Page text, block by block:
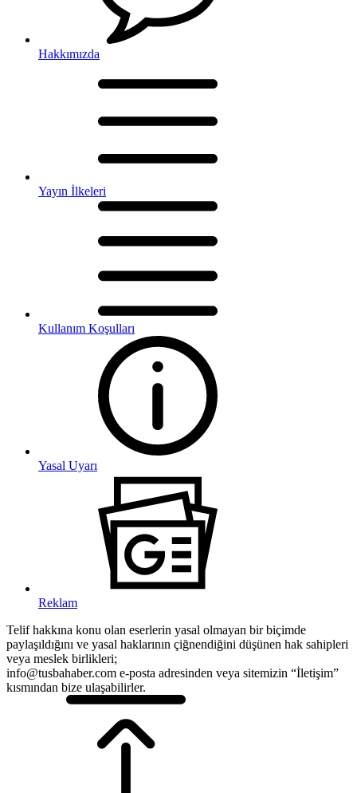
Hakkımızda
Yayın İlkeleri
Kullanım Koşulları
Yasal Uyarı
Reklam
Telif hakkına konu olan eserlerin yasal olmayan bir biçimde
paylaşıldığını ve yasal haklarının çiğnendiğini düşünen hak sahipleri
veya meslek birlikleri;
info@tusbahaber.com e-posta adresinden veya sitemizin “İletişim”
kısmından bize ulaşabilirler.